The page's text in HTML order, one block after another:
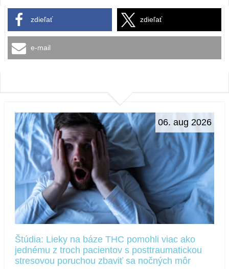
zdieľať zdieľať
e-mail
06. aug 2026
Štúdia: Lieky na báze THC pomohli viac ako
jednému z troch pacientov s posttraumatickou
stresovou poruchou zbaviť sa nočných môr